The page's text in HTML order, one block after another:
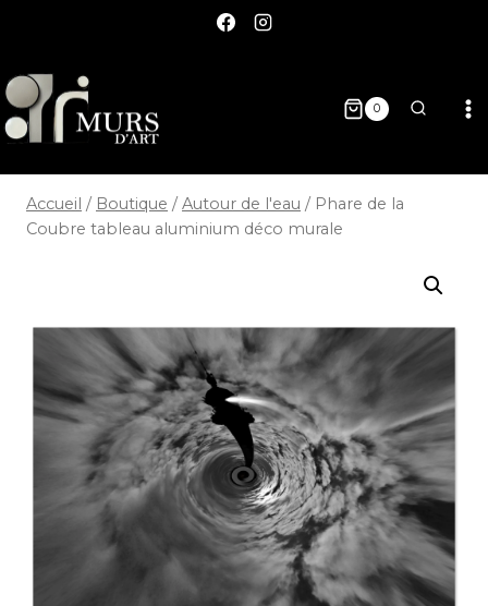
0
Accueil / Boutique / Autour de l'eau / Phare de la
Coubre tableau aluminium déco murale